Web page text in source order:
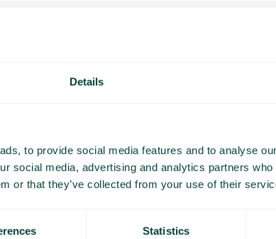
Details
to provide social media features and to analyse
social media, advertising and analytics partners
or that they’ve collected from your use of their
Statistics
ja saa parempia oivalluksia jokaisesta
osa tukiprosessiaTelavoxissa ja anna
ottaa ensimmäinen askel. Haluatko tietää lisää?